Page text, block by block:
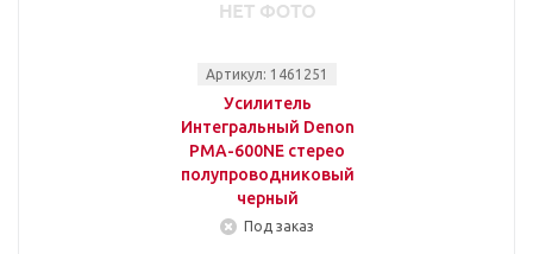
Артикул: 1461251
Усилитель
Интегральный Denon
PMA-600NE стерео
полупроводниковый
черный
Под заказ